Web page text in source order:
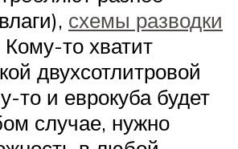
схемы разводки
Кому-то хватит
двухсотлитровой
то и еврокуба будет
случае, нужно